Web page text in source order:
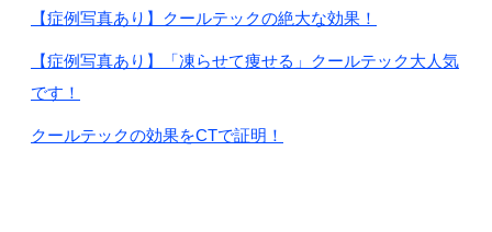
【症例写真あり】クールテックの絶大な効果！
【症例写真あり】「凍らせて痩せる」クールテック大人気
です！
クールテックの効果をCTで証明！